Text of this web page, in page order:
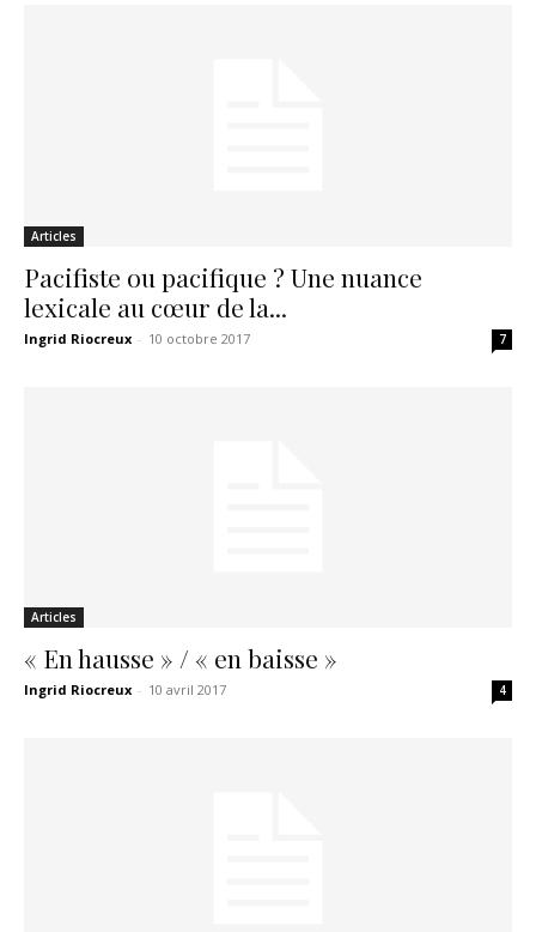
Articles
Pacifiste ou pacifique ? Une nuance
lexicale au cœur de la...
Ingrid Riocreux - 10 octobre 2017 7
Articles
« En hausse » / « en baisse »
Ingrid Riocreux - 10 avril 2017 4